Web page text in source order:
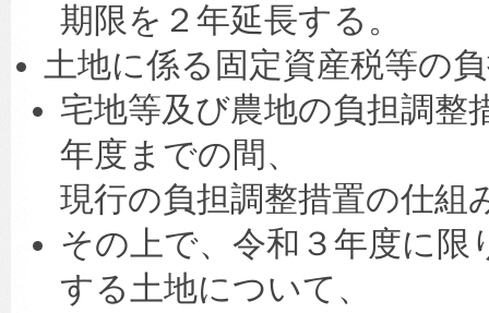
期限を２年延長する。
土地に係る固定資産税等の
宅地等及び農地の負担調整
年度までの間、
現行の負担調整措置の仕組
その上で、令和３年度に限
する土地について、